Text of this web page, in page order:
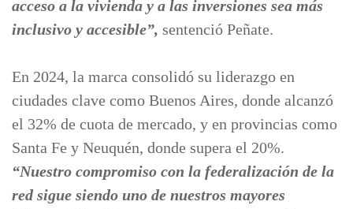
acceso a la vivienda y a las inversiones sea más
inclusivo y accesible”, sentenció Peñate.
En 2024, la marca consolidó su liderazgo en
ciudades clave como Buenos Aires, donde alcanzó
el 32% de cuota de mercado, y en provincias como
Santa Fe y Neuquén, donde supera el 20%.
“Nuestro compromiso con la federalización de la
red sigue siendo uno de nuestros mayores